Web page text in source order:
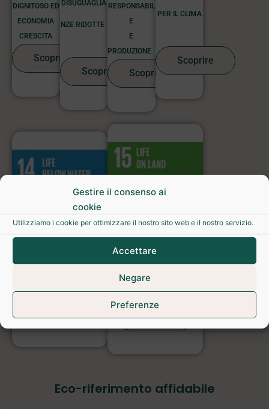
Gestire il consenso ai
cookie
Utilizziamo i cookie per ottimizzare il nostro sito web e il nostro servizio.
Accettare
Negare
Preferenze
DIGNITOSO ED
ECONOMIA
CRESCITA
Scoprire
DISUGUAGLIA
NZE RIDOTTE
Scoprire
RESPONSABIL
E
E
PRODUZIONE
Scoprire
PER IL CLIMA
Scoprire
15 - VITA SULLA
TERRAFERMA
Scoprire
Eco-riferimento affidabile